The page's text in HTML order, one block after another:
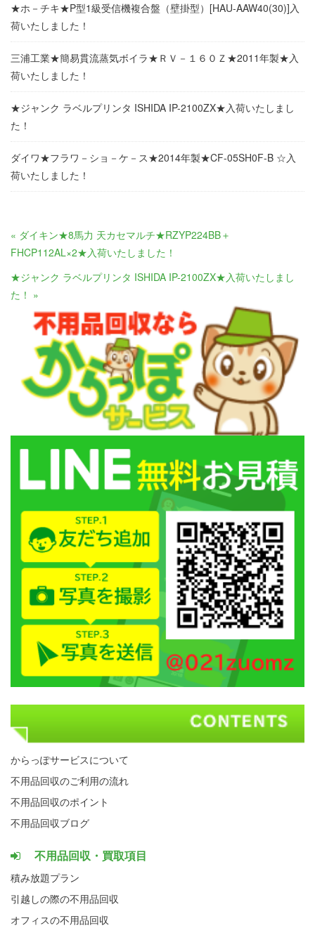
★ホ－チキ★P型1級受信機複合盤（壁掛型）[HAU-AAW40(30)]入
荷いたしました！
三浦工業★簡易貫流蒸気ボイラ★ＲＶ－１６０Ｚ★2011年製★入
荷いたしました！
★ジャンク ラベルプリンタ ISHIDA IP-2100ZX★入荷いたしまし
た！
ダイワ★フラワ－ショ－ケ－ス★2014年製★CF-05SH0F-B ☆入
荷いたしました！
« ダイキン★8馬力 天カセマルチ★RZYP224BB＋
FHCP112AL×2★入荷いたしました！
★ジャンク ラベルプリンタ ISHIDA IP-2100ZX★入荷いたしまし
た！ »
からっぽサービスについて
不用品回収のご利用の流れ
不用品回収のポイント
不用品回収ブログ
不用品回収・買取項目
積み放題プラン
引越しの際の不用品回収
オフィスの不用品回収